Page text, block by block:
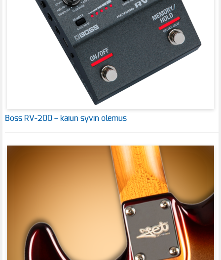
Boss RV-200 – kaiun syvin olemus